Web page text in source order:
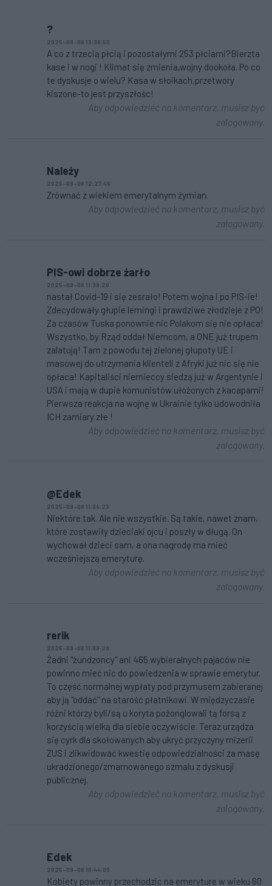
?
2025-09-08 13:36:50
A co z trzecią płcią i pozostałymi 253 płciami?Bierzta
kase i w nogi ! Klimat się zmienia,wojny dookoła. Po co
te dyskusje o wielu? Kasa w słoikach,przetwory
kiszone-to jest przyszłośc!
Aby odpowiedzieć na komentarz, musisz być
zalogowany.
Należy
2025-09-08 12:27:46
Zrównać z wiekiem emerytalnym żymian.
Aby odpowiedzieć na komentarz, musisz być
zalogowany.
PIS-owi dobrze żarło
2025-09-08 11:38:28
nastał Covid-19 i się zesrało! Potem wojna i po PIS-ie!
Zdecydowały głupie lemingi i prawdziwe złodzieje z PO!
Za czasów Tuska ponownie nic Polakom się nie opłaca!
Wszystko, by Rząd oddał Niemcom, a ONE już trupem
zalatują! Tam z powodu tej zielonej głupoty UE i
masowej do utrzymania klienteli z Afryki już nic się nie
opłaca! Kapitaliści niemieccy siedzą już w Argentynie i
USA i mają w dupie komunistów ułożonych z kacapami!
Pierwsza reakcja na wojnę w Ukrainie tylko udowodniła
ICH zamiary złe !
Aby odpowiedzieć na komentarz, musisz być
zalogowany.
@Edek
2025-09-08 11:34:23
Niektóre tak. Ale nie wszystkie. Są takie, nawet znam,
które zostawiły dzieciaki ojcu i poszły w długą. On
wychował dzieci sam, a ona nagrodę ma mieć
wcześniejszą emeryturę.
Aby odpowiedzieć na komentarz, musisz być
zalogowany.
rerik
2025-09-08 11:09:29
Żadni "żundzoncy" ani 465 wybieralnych pajaców nie
powinno mieć nic do powiedzenia w sprawie emerytur.
To część normalnej wypłaty pod przymusem zabieranej
aby ją "oddać" na starość płatnikowi. W międzyczasie
różni którzy byli/są u koryta pożonglowali tą forsą z
korzyścią wielką dla siebie oczywiście. Teraz urządza
się cyrk dla skołowanych aby ukryć przyczyny mizerii
ZUS i zlikwidować kwestię odpowiedzialności za masę
ukradzionego/zmarnowanego szmalu z dyskusji
publicznej.
Aby odpowiedzieć na komentarz, musisz być
zalogowany.
Edek
2025-09-08 10:44:00
Kobiety powinny przechodzic na emeryture w wieku 60